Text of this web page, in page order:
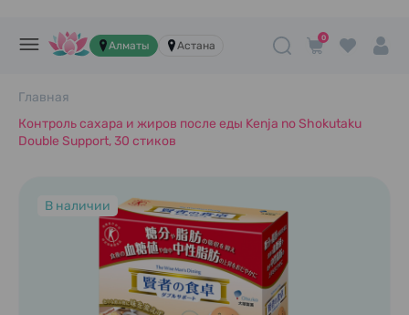
Алматы Астана
0
Главная
Контроль сахара и жиров после еды Kenja no Shokutaku
Double Support, 30 стиков
В наличии